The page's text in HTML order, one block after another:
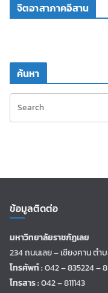
จิตอาสาภาคอีสาน
ค้นหา
ข้อมูลติดต่อ
มหาวิทยาลัยราชภัฏเลย
234 ถนนเลย – เชียงคาน ตำ
โทรศัพท์ :042 – 835224 – 8
โทรสาร :042 – 811143